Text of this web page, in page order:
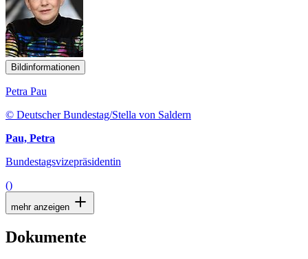
Bildinformationen
Petra Pau
© Deutscher Bundestag/Stella von Saldern
Pau, Petra
Bundestagsvizepräsidentin
()
mehr anzeigen
Dokumente